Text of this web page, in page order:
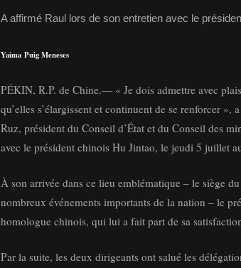
A affirmé Raul lors de son entretien avec le
Yaima Puig Meneses
PÉKIN, R.P. de Chine.— « Je dois admettre avec
qu’elles s’élargissent et continuent de se renforcer »,
Ruz, président du Conseil d’État et du Conseil des
avec le président chinois Hu Jintao, le jeudi 5 juillet
À son arrivée dans ce lieu emblématique – le siège
nombreux événements importants de la nation – le
homologue chinois, qui lui a fait part de sa
Par la suite, les deux dirigeants ont salué les